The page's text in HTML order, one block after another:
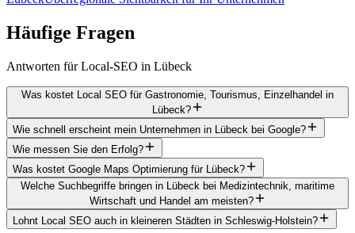
Häufige Fragen
Antworten für Local-SEO in Lübeck
Was kostet Local SEO für Gastronomie, Tourismus, Einzelhandel in
Lübeck?
Wie schnell erscheint mein Unternehmen in Lübeck bei Google?
Wie messen Sie den Erfolg?
Was kostet Google Maps Optimierung für Lübeck?
Welche Suchbegriffe bringen in Lübeck bei Medizintechnik, maritime
Wirtschaft und Handel am meisten?
Lohnt Local SEO auch in kleineren Städten in Schleswig-Holstein?